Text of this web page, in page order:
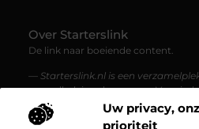
Uw privacy,
prioriteit
Over Starterslink
De link naar boeiende content.
— Starterslink.nl is een
over allerlei onderwerpen. Voor
ontdekt en geïnspireerd wordt.